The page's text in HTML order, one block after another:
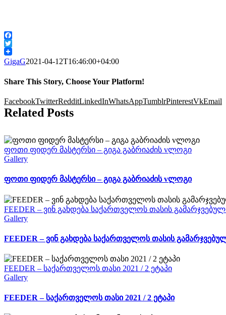
Facebook
Twitter
GigaG2021-04-12T16:46:00+04:00
Share This Story, Choose Your Platform!
FacebookTwitterRedditLinkedInWhatsAppTumblrPinterestVkEmail
Related Posts
ფოთი ფიდერ მასტერსი – გიგა გაბრიაძის vლოგი
Gallery
ფოთი ფიდერ მასტერსი – გიგა გაბრიაძის vლოგი
FEEDER – ვინ გახდება საქართველოს თასის
Gallery
FEEDER – ვინ გახდება საქართველოს თასის
FEEDER – საქართველოს თასი 2021 / 2 ეტაპი
Gallery
FEEDER – საქართველოს თასი 2021 / 2 ეტაპი